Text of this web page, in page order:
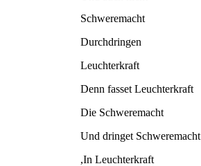
Schweremacht
Durchdringen
Leuchterkraft
Denn fasset Leuchterkraft
Die Schweremacht
Und dringet Schweremacht
In Leuchterkraft,